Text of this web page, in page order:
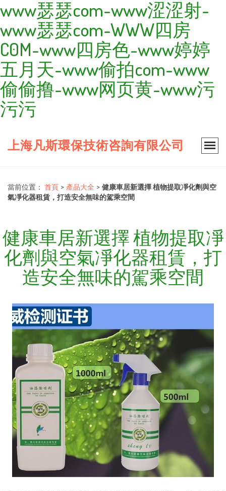
www瑟瑟com-www涩涩射-
www瑟瑟com-WWW四房
C0M-www四房色-www婷婷
五月天-www偷拍com-www
偷偷撸-www网页黄-www污
污污
上海凡斯環保技術咨詢有限公司
當前位置： 首頁 > 產品大全 > 健康車居新選擇 植物提取凈化劑與空
氣凈化器租賃，打造安全無味的駕乘空間
健康車居新選擇 植物提取凈
化劑與空氣凈化器租賃，打
造安全無味的駕乘空間